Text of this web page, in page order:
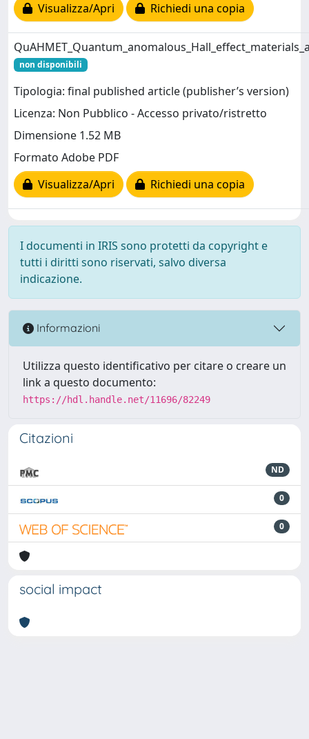
Visualizza/Apri Richiedi una copia
non disponibili
Tipologia: final published article (publisher’s version)
Licenza: Non Pubblico - Accesso privato/ristretto
Dimensione 1.52 MB
Formato Adobe PDF
Visualizza/Apri
Richiedi una copia
I documenti in IRIS sono protetti da copyright e
tutti i diritti sono riservati, salvo diversa
indicazione.
Informazioni
Utilizza questo identificativo per citare o creare un
link a questo documento:
https://hdl.handle.net/11696/82249
Citazioni
ND
0
0
social impact